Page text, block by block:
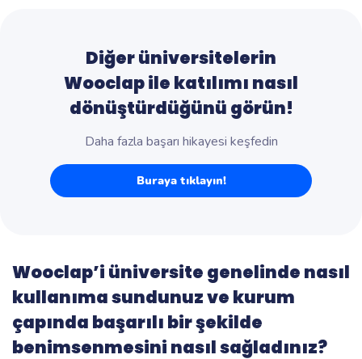
Diğer üniversitelerin
Wooclap ile katılımı nasıl
dönüştürdüğünü görün!
Daha fazla başarı hikayesi keşfedin
Buraya tıklayın!
Wooclap’i üniversite genelinde nasıl
kullanıma sundunuz ve kurum
çapında başarılı bir şekilde
benimsenmesini nasıl sağladınız?